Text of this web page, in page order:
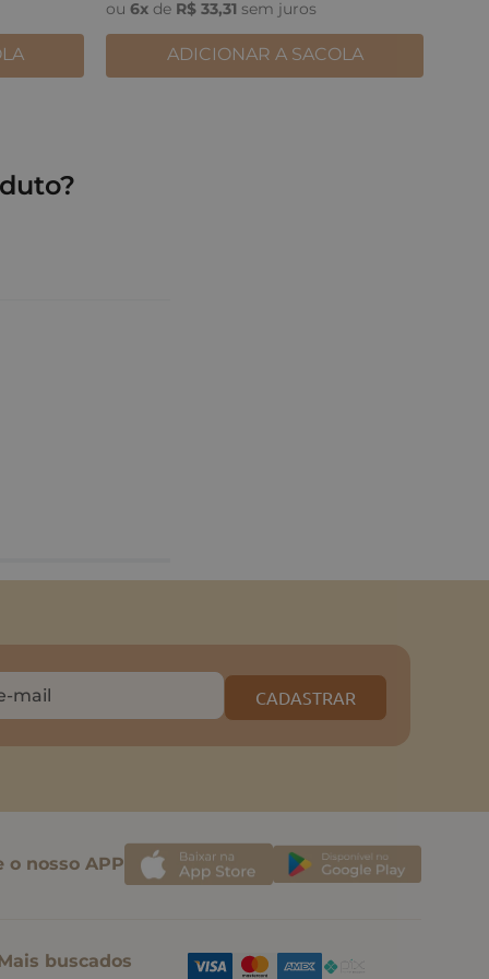
ou 6x de R$ 33,31 sem juros
ADICIONAR A SACOLA
CADASTRAR
o nosso APP
buscados